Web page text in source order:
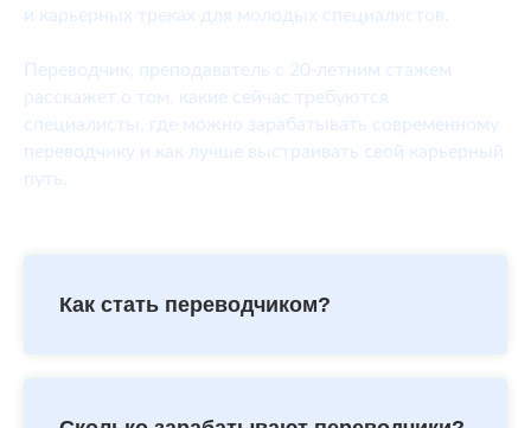
и карьерных треках для молодых специалистов.
Переводчик, преподаватель с 20-летним стажем
расскажет о том, какие сейчас требуются
специалисты, где можно зарабатывать современному
переводчику и как лучше выстраивать свой карьерный
путь.
Как стать переводчиком?